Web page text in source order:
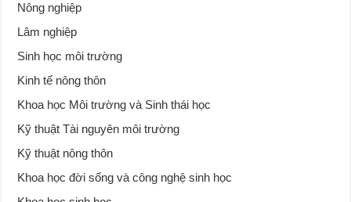
Nông nghiệp
Lâm nghiệp
Sinh học môi trường
Kinh tế nông thôn
Khoa học Môi trường và Sinh thái học
Kỹ thuật Tài nguyên môi trường
Kỹ thuật nông thôn
Khoa học đời sống và công nghệ sinh học